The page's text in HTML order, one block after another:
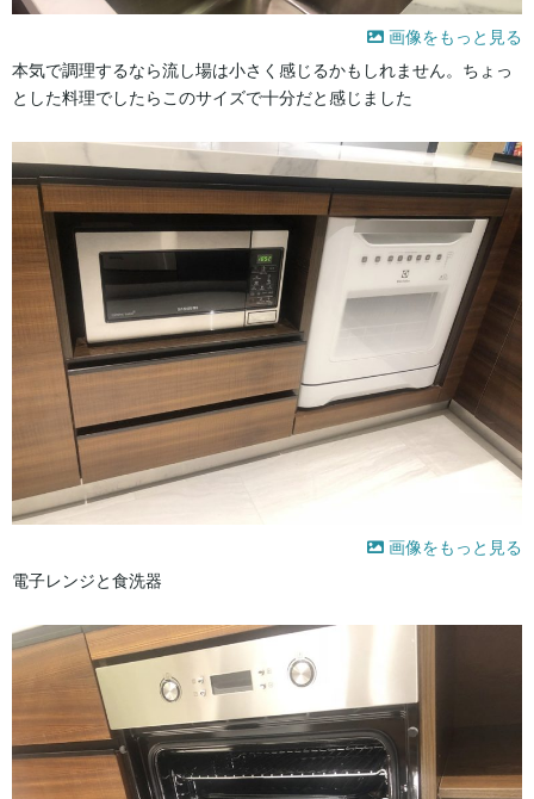
画像をもっと見る
本気で調理するなら流し場は小さく感じるかもしれません。ちょっ
とした料理でしたらこのサイズで十分だと感じました
画像をもっと見る
電子レンジと食洗器